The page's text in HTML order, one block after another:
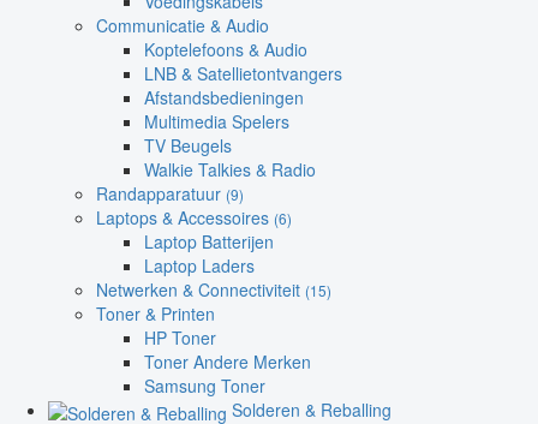
Communicatie & Audio
Koptelefoons & Audio
LNB & Satellietontvangers
Afstandsbedieningen
Multimedia Spelers
TV Beugels
Walkie Talkies & Radio
Randapparatuur (9)
Laptops & Accessoires (6)
Laptop Batterijen
Laptop Laders
Netwerken & Connectiviteit (15)
Toner & Printen
HP Toner
Toner Andere Merken
Samsung Toner
Solderen & Reballing